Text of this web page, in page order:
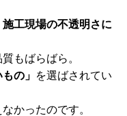
施工現場の不透明さに
もばらばら。
の」 を選ばされてい
かったのです。